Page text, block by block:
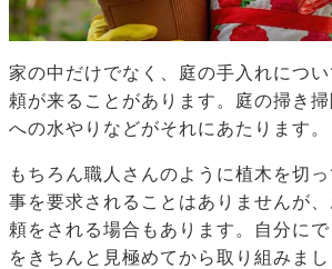
家の中だけでなく、庭の手入れにつ
頼が来ることがあります。庭の掃き
への水やりなどがそれにあたります。
もちろん職人さんのように植木を切
事を要求されることはありませんが
頼をされる場合もあります。自分に
をきちんと見極めてから取り組みまし